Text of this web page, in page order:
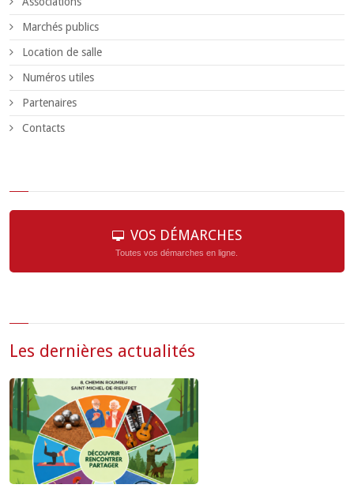
Marchés publics
Location de salle
Numéros utiles
Partenaires
Contacts
VOS DÉMARCHES
Toutes vos démarches en ligne.
Les dernières actualités